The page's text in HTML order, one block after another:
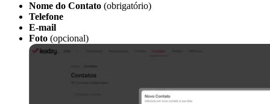
Nome do Contato (obrigatório)
Telefone
E-mail
Foto (opcional)